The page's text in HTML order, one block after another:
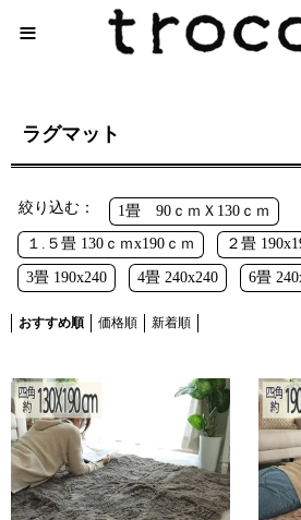
≡
ラグマット
絞り込む： 1畳 90ｃｍＸ130ｃｍ
１.５畳 130ｃｍx190ｃｍ ２畳
3畳 190x240 4畳 240x240 6畳
おすすめ順 価格順 新着順